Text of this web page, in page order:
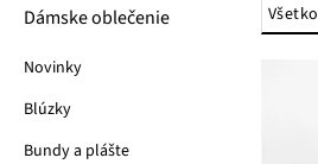
Dámske oblečenie
Novinky
Blúzky
Bundy a plášte
Všetko